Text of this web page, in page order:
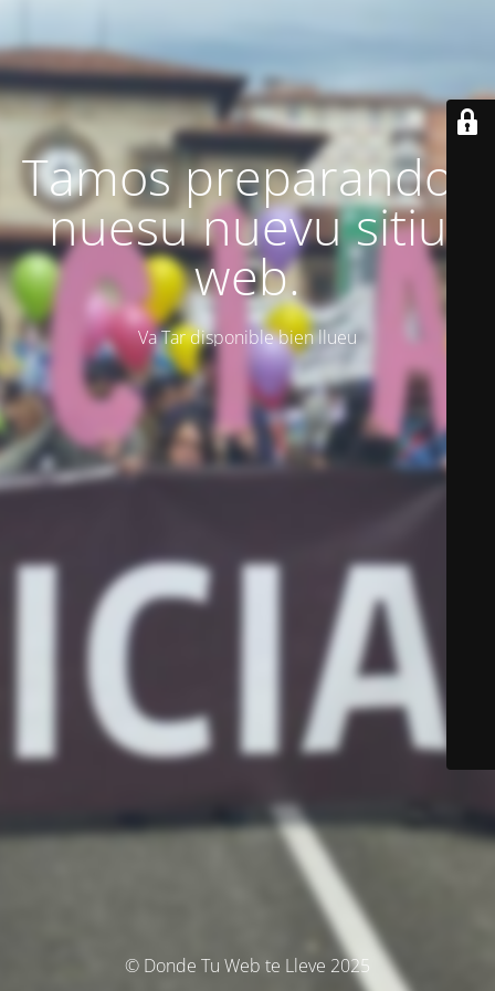
Tamos preparando'l
nuesu nuevu sitiu
web.
Va Tar disponible bien llueu
© Donde Tu Web te Lleve 2025